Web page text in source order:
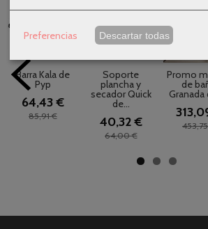
-25 %
Barra Kala de
Pyp
64,43 €
85,91 €
-37 %
Soporte
plancha y
secador Quick
de...
40,32 €
64,00 €
Promo
de
Granada
Preferencias Descartar todas